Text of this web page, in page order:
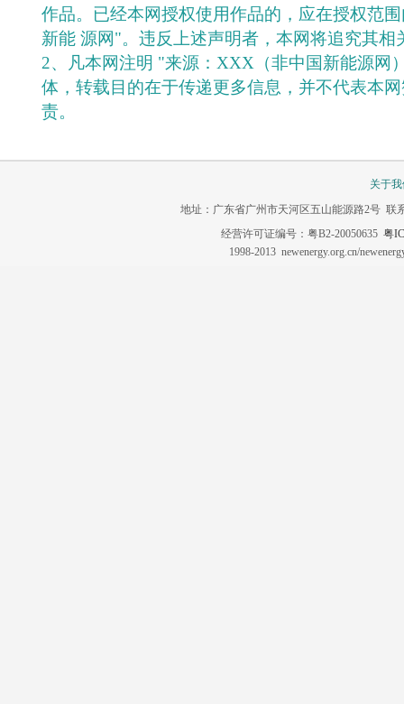
作品。已经本网授权使用作品的，应在授权范
新能 源网"。违反上述声明者，本网将追究其相
2、凡本网注明 "来源：XXX（非中国新能源网
体，转载目的在于传递更多信息，并不代表本
责。
关于
地址：广东省广州市天河区五山能源路2号 联
经营许可证编号：粤B2-20050635 粤
1998-2013 newenergy.org.cn/